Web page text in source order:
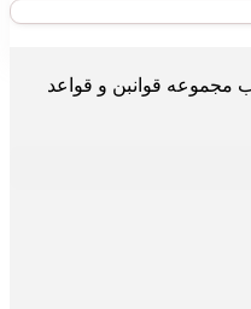
قوانبن و قواعد